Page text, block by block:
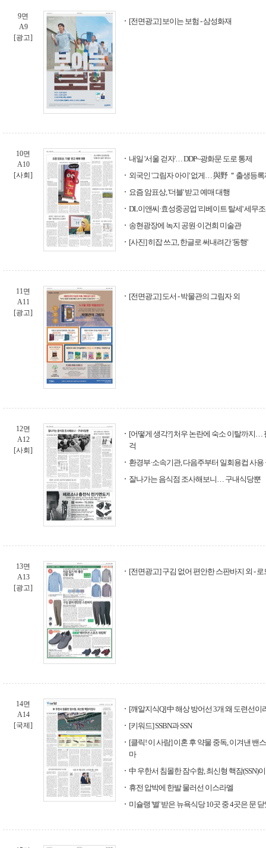
9면
A9
[광고]
[전면광고] 보이는 보험 - 삼성화재
10면
A10
[사회]
내일 '서울 걷자'… DDP~광화문 도로 통제
외국인 '그림자 아이' 없게… 與野 ＂출생등
요즘 암표상, '더블' 받고 예매 대행
DL이앤씨·효성중공업 '리베이트 탈세' 세무
송현광장에 녹지 공원·이건희 미술관
[사진] 히잡 쓰고, 한글로 써내려간 '동행'
11면
A11
[광고]
[전면광고] 도서 - 박물관의 그림자 외
12면
A12
[사회]
[어떻게 생각?] 처우 논란에 숙소 이탈까지…
걱
환경부·소속기관, 다음주부터 일회용컵 사용
잘나가는 음식점 조사해보니… 구내식당뿐
13면
A13
[광고]
[전면광고] 구김 없어 편안한 스판바지 외 -
14면
A14
[국제]
[깨알지식Q] 中 해상 방어선 3개 왜 도련선이
[키워드] SSBN과 SSN
[클릭! 이 사람] 이혼 후 약물 중독, 이겨낸 밴
마
中 우한서 침몰한 잠수함, 최신형 핵잠(SSN)
휴전 압박에 한발 물러선 이스라엘
미슐랭 '별' 받은 뉴욕식당 10곳 중 4곳은 문